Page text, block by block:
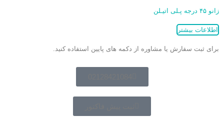
زانو ۴۵ درجه پـلی اتیـلن
اطلاعات بیشتر
برای ثبت سفارش یا مشاوره از دکمه های پایین استفاده کنید.